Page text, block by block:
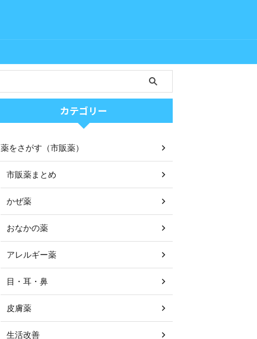
カテゴリー
薬をさがす（市販薬）
市販薬まとめ
かぜ薬
おなかの薬
アレルギー薬
目・耳・鼻
皮膚薬
生活改善